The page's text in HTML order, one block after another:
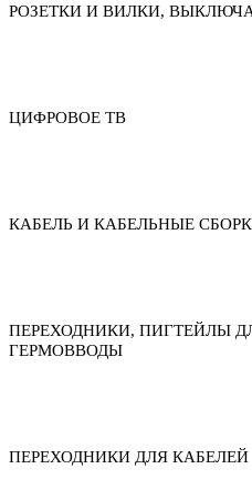
РОЗЕТКИ И ВИЛКИ,
ЦИФРОВОЕ ТВ
КАБЕЛЬ И КАБЕЛЬНЫЕ
ПЕРЕХОДНИКИ, ПИГТЕЙЛЫ
ГЕРМОВВОДЫ
ПЕРЕХОДНИКИ ДЛЯ КАБЕЛЕЙ